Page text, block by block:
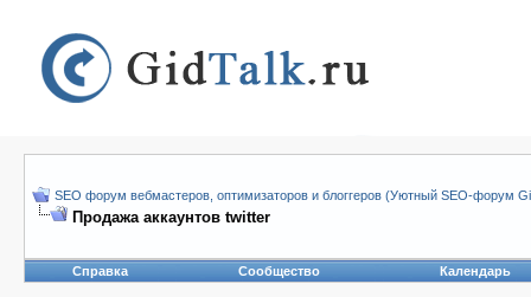
SEO форум вебмастеров, оптимизаторов и блоггеров (Уютный SEO-форум
Продажа аккаунтов twitter
Справка Сообщество Календарь